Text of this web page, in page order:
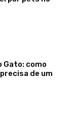
Gato: como
de um